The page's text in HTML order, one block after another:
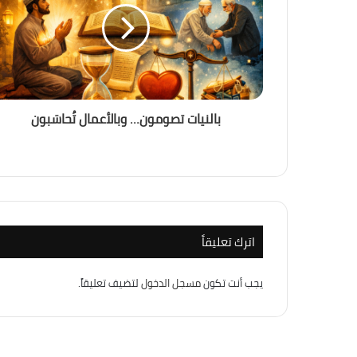
بالنيات تصومون… وبالأعمال تُحاسَبون
اترك تعليقاً
يجب أنت تكونمسجل الدخوللتضيف تعليقاً.